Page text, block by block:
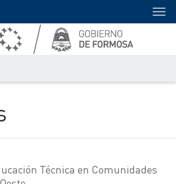
Técnica en Comunidades